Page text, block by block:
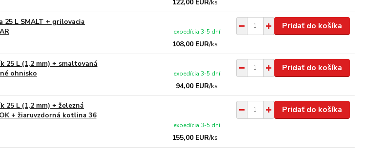
122,00 EUR/ks
25 L SMALT + grilovacia
108,00 EUR/ks
expedícia 3-5 dní
Pridať do košíka
25 L (1,2 mm) + smaltovaná
ohnisko
94,00 EUR/ks
expedícia 3-5 dní
Pridať do košíka
25 L (1,2 mm) + železná
+ žiaruvzdorná kotlina 36
155,00 EUR/ks
expedícia 3-5 dní
Pridať do košíka